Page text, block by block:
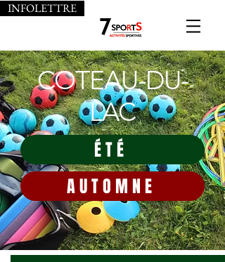
INFOLETTRE
COTEAU-DU-
LAC
ÉTÉ
AUTOMNE